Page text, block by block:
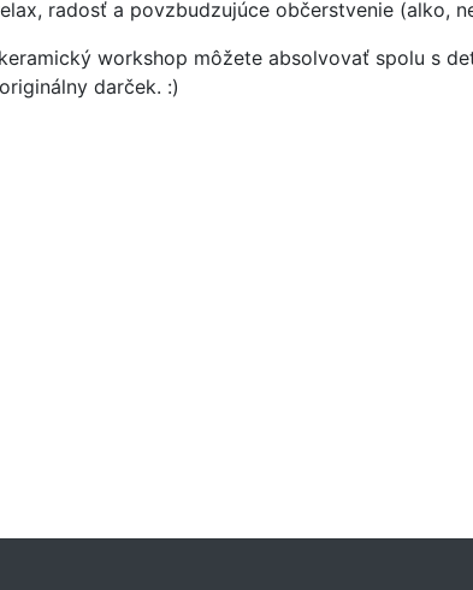
radosť a povzbudzujúce občerstvenie (alko,
workshop môžete absolvovať spolu s
darček. :)